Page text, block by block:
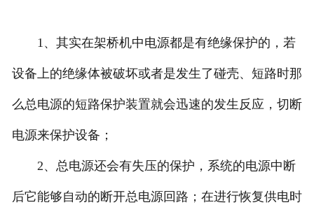
1、其实在架桥机中电源都是有绝缘保护的，若
设备上的绝缘体被破坏或者是发生了碰壳、短路时那
么总电源的短路保护装置就会迅速的发生反应，切断
电源来保护设备；
2、总电源还会有失压的保护，系统的电源中断
后它能够自动的断开总电源回路；在进行恢复供电时